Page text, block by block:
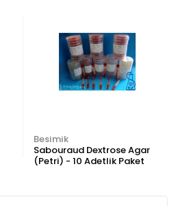
Besimik
Sabouraud Dextrose Agar
(Petri) - 10 Adetlik Paket